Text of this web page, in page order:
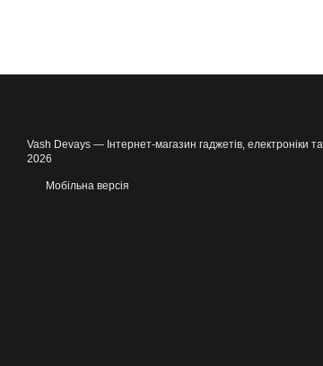
Vash Devays — Інтернет-магазин гаджетів, електроніки
2026
Мобільна версія